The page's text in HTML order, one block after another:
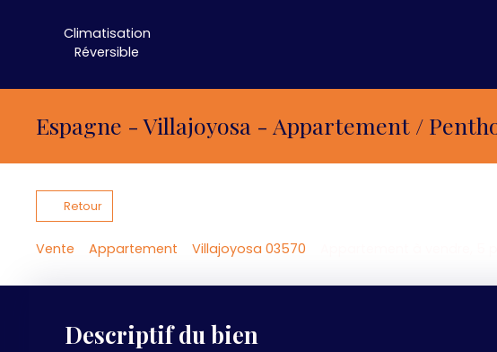
Climatisation
Réversible
Espagne - Villajoyosa - Appartement /
Retour
Vente Appartement Villajoyosa 03570
Descriptif du bien